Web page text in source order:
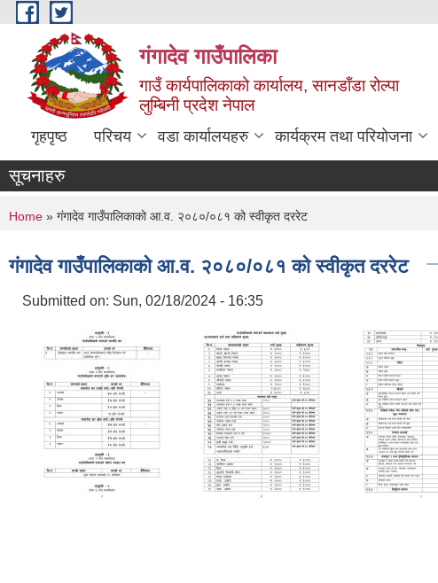
Skip to main content
गंगादेव गाउँपालिका
गाउँ कार्यपालिकाको कार्यालय, सानडाँडा रोल्पा
लुम्बिनी प्रदेश नेपाल
गृहपृष्ठ परिचय वडा कार्यालयहरु कार्यक्रम तथा परियोजना
सूचनाहरु
You are here
Home » गंगादेव गाउँपालिकाको आ.व. २०८०/०८१ को स्वीकृत दररेट
गंगादेव गाउँपालिकाको आ.व. २०८०/०८१ को स्वीकृत दररेट
Submitted on: Sun, 02/18/2024 - 16:35